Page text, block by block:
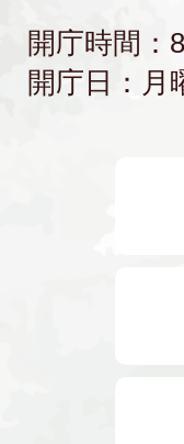
開庁時間：
開庁日：月